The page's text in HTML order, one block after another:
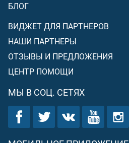
БЛОГ
ВИДЖЕТ ДЛЯ ПАРТНЕРОВ
НАШИ ПАРТНЕРЫ
ОТЗЫВЫ И ПРЕДЛОЖЕНИЯ
ЦЕНТР ПОМОЩИ
МЫ В СОЦ. СЕТЯХ